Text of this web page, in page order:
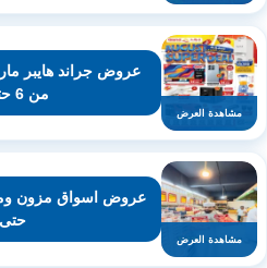
مشاهدة العرض
عروض جراند هايبر
من 6 حتى 12 اغسطس
مشاهدة العرض
حتى 7